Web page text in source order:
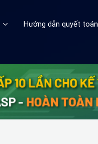
Hướng dẫn quyết toán